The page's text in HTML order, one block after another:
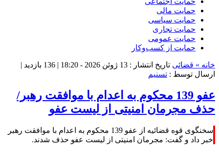
حمایت مالی
حمایت سیاسی
حمایت تجاری
حمایت عمومی
حمایت از کسب‌وکار
خانه » قضائی تاریخ انتشار : 13 ژوئن 2026 - 18:20 | 136 بازدید
|
ارسال توسط : تسنیم
عفو 139 محکوم به اعدام با موافقت رهبر/
حذف مجرمان امنیتی از لیست عفو
سخنگوی قوه قضائیه از عفو 139 محکوم به اعدام با موافقت رهبر
خبر داد و گفت: مجرمان امنیتی از لیست عفو حذف شدند.